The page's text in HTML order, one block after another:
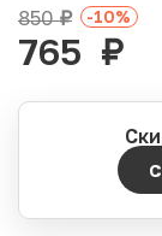
850руб. -10%
765 руб.
Период